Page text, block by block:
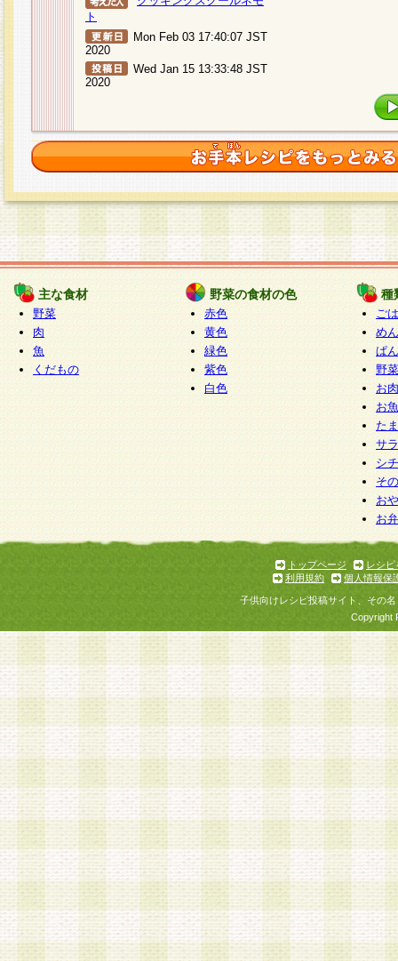
ト
Mon Feb 03 17:40:07 JST
2020
Wed Jan 15 13:33:48 JST
2020
主な食材
野菜
肉
魚
くだもの
野菜の食材の色
赤色
黄色
緑色
紫色
白色
種
ご
めん
ぱん
野
お
お
た
サ
シ
そ
お
お
トップページ
レシピ
利用規約
個人情報保
子供向けレシピ投稿サイト、その
Copyright